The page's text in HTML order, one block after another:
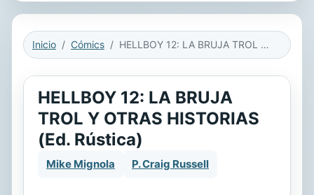
Inicio Cómics HELLBOY 12: LA BRUJA TROL Y OTRAS HISTORIAS (Ed. Rústica)
HELLBOY 12: LA BRUJA
TROL Y OTRAS HISTORIAS
(Ed. Rústica)
Mike Mignola P. Craig Russell